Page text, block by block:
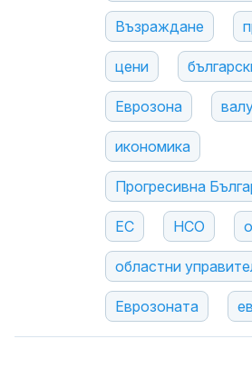
Възраждане
цени
Еврозона
икономика
Прогресивна
ЕС НСО
областни
Еврозоната